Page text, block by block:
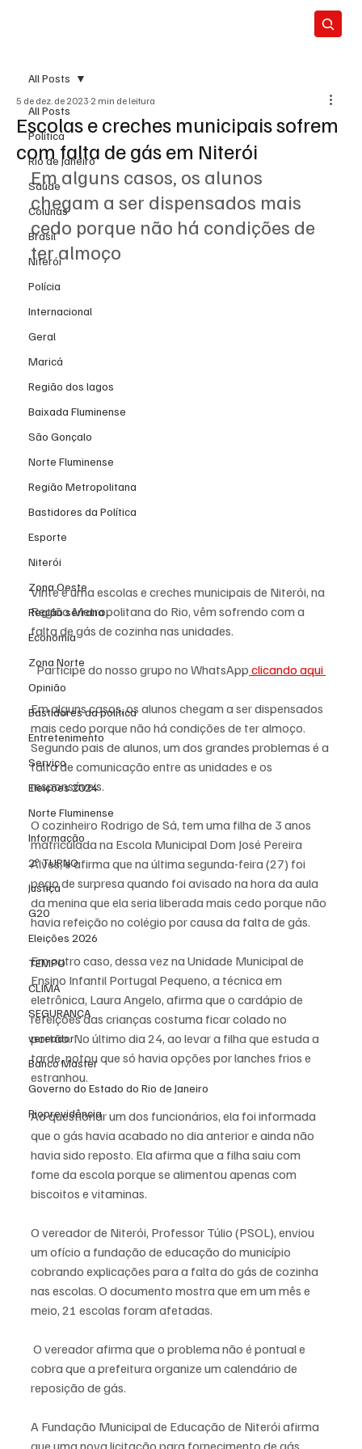
All Posts
Política
Rio de Janeiro
Saúde
Colunas
Brasil
Niterói
Polícia
Internacional
Geral
Maricá
Região dos lagos
Baixada Fluminense
São Gonçalo
Norte Fluminense
Região Metropolitana
Bastidores da Política
Esporte
Niterói
Zona Oeste
Região serrana
Economia
Zona Norte
Opinião
Bastidores da política
Entretenimento
Serviço
Eleições 2024
Norte Fluminense
Informação
2º TURNO
Justiça
G20
Eleições 2026
TEMPO
CLIMA
SEGURANÇA
vereador
Banco Master
Governo do Estado do Rio de Janeiro
Rioprevidência
All Posts
Escolas e creches municipais sofrem
com falta de gás em Niterói
5 de dez. de 2023 2 min de leitura
Em alguns casos, os alunos
chegam a ser dispensados mais
cedo porque não há condições de
ter almoço
Vinte e uma escolas e creches municipais de Niterói, na
Região Metropolitana do Rio, vêm sofrendo com a
falta de gás de cozinha nas unidades.
Participe do nosso grupo no WhatsApp clicando aqui
Em alguns casos, os alunos chegam a ser dispensados
mais cedo porque não há condições de ter almoço.
Segundo pais de alunos, um dos grandes problemas é a
falta de comunicação entre as unidades e os
responsáveis.
O cozinheiro Rodrigo de Sá, tem uma filha de 3 anos
matriculada na Escola Municipal Dom José Pereira
Alves, e afirma que na última segunda-feira (27) foi
pego de surpresa quando foi avisado na hora da aula
da menina que ela seria liberada mais cedo porque não
havia refeição no colégio por causa da falta de gás.
Em outro caso, dessa vez na Unidade Municipal de
Ensino Infantil Portugal Pequeno, a técnica em
eletrônica, Laura Angelo, afirma que o cardápio de
refeições das crianças costuma ficar colado no
portão. No último dia 24, ao levar a filha que estuda a
tarde, notou que só havia opções por lanches frios e
estranhou.
Ao questionar um dos funcionários, ela foi informada
que o gás havia acabado no dia anterior e ainda não
havia sido reposto. Ela afirma que a filha saiu com
fome da escola porque se alimentou apenas com
biscoitos e vitaminas.
O vereador de Niterói, Professor Túlio (PSOL), enviou
um ofício a fundação de educação do município
cobrando explicações para a falta do gás de cozinha
nas escolas. O documento mostra que em um mês e
meio, 21 escolas foram afetadas.
cobra que a prefeitura organize um calendário de
reposição de gás.
A Fundação Municipal de Educação de Niterói afirma